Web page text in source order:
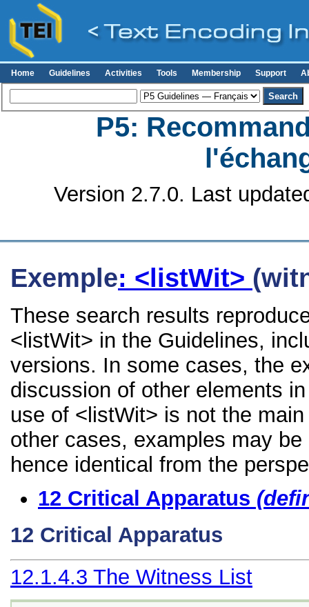
Home Guidelines Activities Tools Membership Support
P5:
Version 2.7.0. Last
Exemple: <listWit>
These search results
<listWit> in the Guidelines,
versions. In some cases, the
discussion of other elements
use of <listWit> is not the
other cases, examples may
hence identical from the
12 Critical Apparatus
12 Critical Apparatus
12.1.4.3 The Witness List